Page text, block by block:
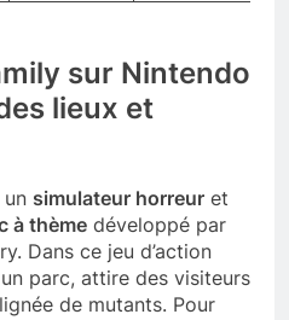
sur Nintendo
lieux et
simulateur horreur et
à thème développé par
Dans ce jeu d’action
parc, attire des visiteurs
de mutants. Pour